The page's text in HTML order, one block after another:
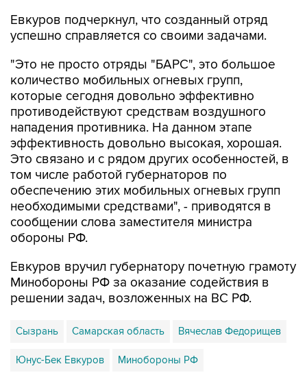
Евкуров подчеркнул, что созданный отряд
успешно справляется со своими задачами.
"Это не просто отряды "БАРС", это большое
количество мобильных огневых групп,
которые сегодня довольно эффективно
противодействуют средствам воздушного
нападения противника. На данном этапе
эффективность довольно высокая, хорошая.
Это связано и с рядом других особенностей, в
том числе работой губернаторов по
обеспечению этих мобильных огневых групп
необходимыми средствами", - приводятся в
сообщении слова заместителя министра
обороны РФ.
Евкуров вручил губернатору почетную грамоту
Минобороны РФ за оказание содействия в
решении задач, возложенных на ВС РФ.
Сызрань Самарская область Вячеслав Федорищев
Юнус-Бек Евкуров Минобороны РФ